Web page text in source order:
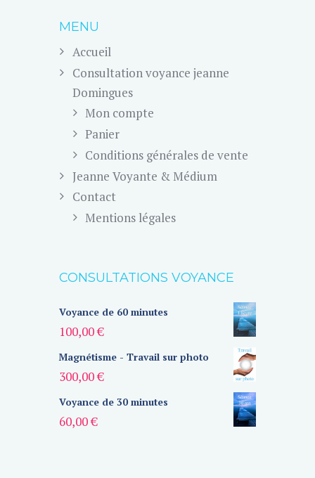
MENU
Accueil
Consultation voyance jeanne
Domingues
Mon compte
Panier
Conditions générales de vente
Jeanne Voyante & Médium
Contact
Mentions légales
CONSULTATIONS VOYANCE
Voyance de 60 minutes
100,00€
Magnétisme - Travail sur photo
300,00€
Voyance de 30 minutes
60,00€